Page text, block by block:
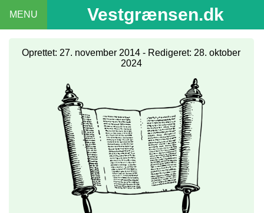
MENU Vestgrænsen.dk
Oprettet: 27. november 2014 - Redigeret: 28. oktober
2024